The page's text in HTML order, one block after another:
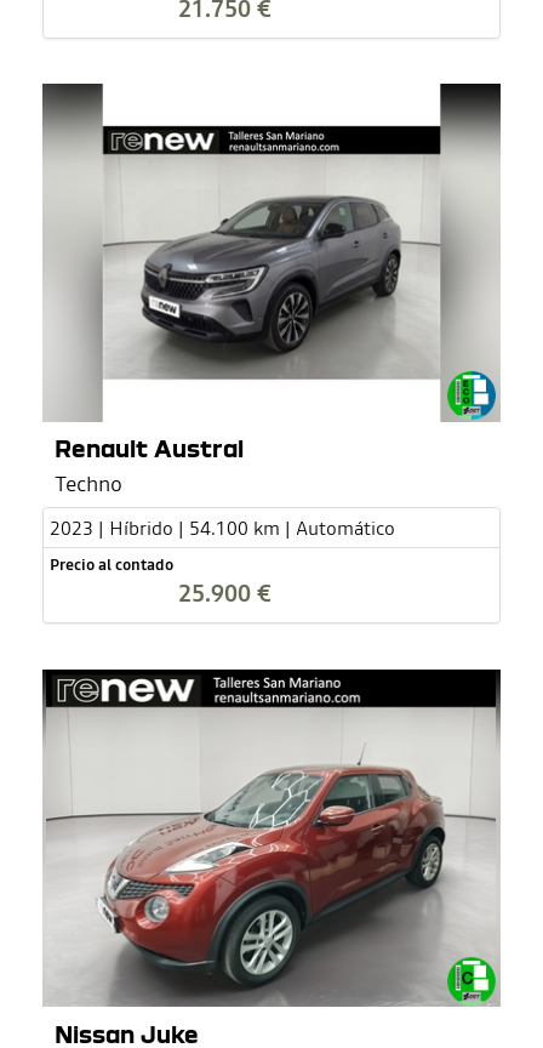
21.750 €
Renault Austral
Techno
2023 | Híbrido | 54.100 km | Automático
Precio al contado
25.900 €
Nissan Juke